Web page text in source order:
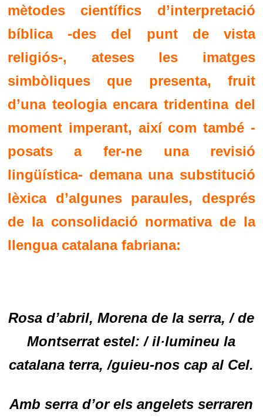
mètodes científics d’interpretació
bíblica -des del punt de vista
religiós-, ateses les imatges
simbòliques que presenta, fruit
d’una teologia encara tridentina del
moment imperant, així com també -
posats a fer-ne una revisió
lingüística- demana una substitució
lèxica d’algunes paraules, després
de la consolidació normativa de la
llengua catalana fabriana:
Rosa d’abril, Morena de la serra, / de
Montserrat estel: / il·lumineu la
catalana terra, /guieu-nos cap al Cel.
Amb serra d’or els angelets serraren